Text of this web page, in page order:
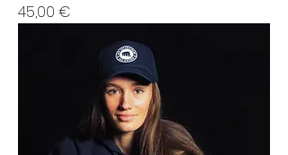
Prix
45,00 €